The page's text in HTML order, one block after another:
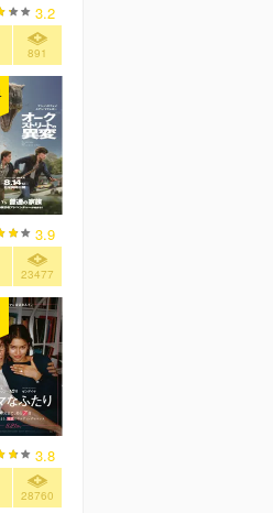
3.2
891
3.9
23477
3.8
28760